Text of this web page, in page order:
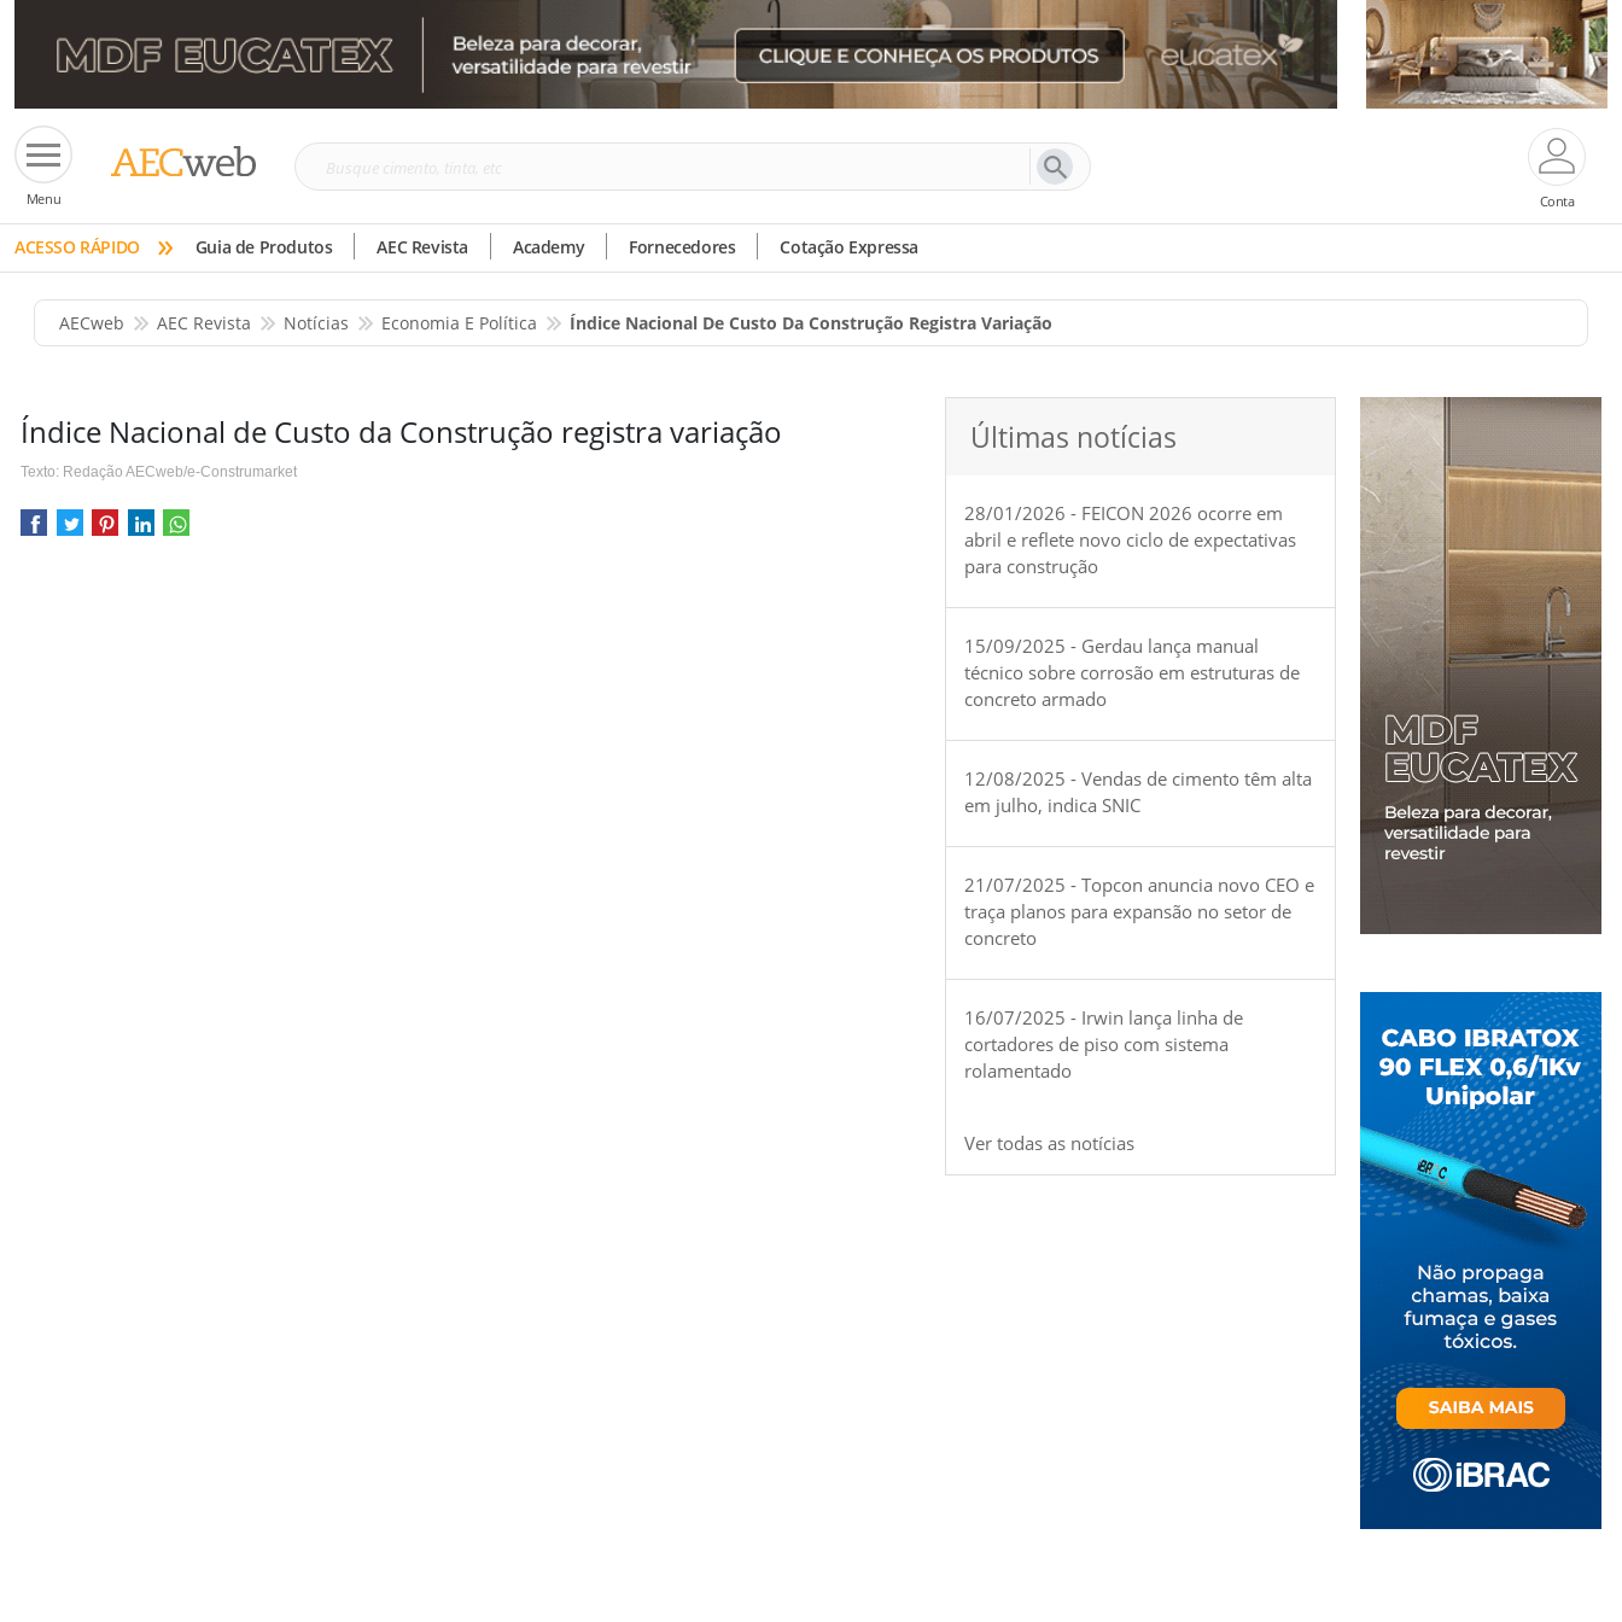
Menu
Busque
tinta,
etc
Conta
ACESSO RÁPIDO » Guia de Produtos AEC Revista Academy Fornecedores Cotação Expressa
AECweb AEC Revista Notícias Economia E Política Índice Nacional De Custo Da Construção Registra Variação
Índice Nacional de Custo da Construção registra variação
Texto: Redação AECweb/e-Construmarket
Últimas notícias
28/01/2026 - FEICON 2026 ocorre em
abril e reflete novo ciclo de expectativas
para construção
15/09/2025 - Gerdau lança manual
técnico sobre corrosão em estruturas de
concreto armado
12/08/2025 - Vendas de cimento têm alta
em julho, indica SNIC
21/07/2025 - Topcon anuncia novo CEO e
traça planos para expansão no setor de
concreto
16/07/2025 - Irwin lança linha de
cortadores de piso com sistema
rolamentado
Ver todas as notícias